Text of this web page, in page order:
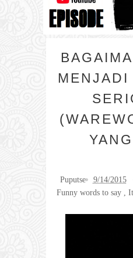
MENJADI
Puputse 9/14/2015
Funny words to say,